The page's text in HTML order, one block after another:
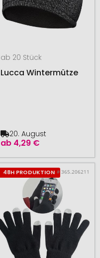
ab 20 Stück
Lucca Wintermütze
ab 4,29 €
20. August
48H PRODUKTION # 365.206211